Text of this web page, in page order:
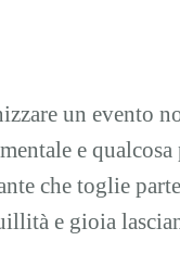
un evento
e
che toglie
e gioia